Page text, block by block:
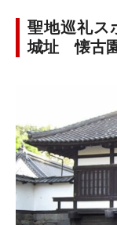
聖地巡礼ス
城址 懐古園